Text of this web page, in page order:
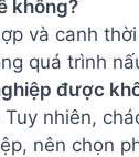
không?
và canh
quá trình
được
nhiên,
nên chọn